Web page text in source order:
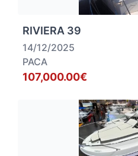
RIVIERA 39
14/12/2025
PACA
107,000.00€